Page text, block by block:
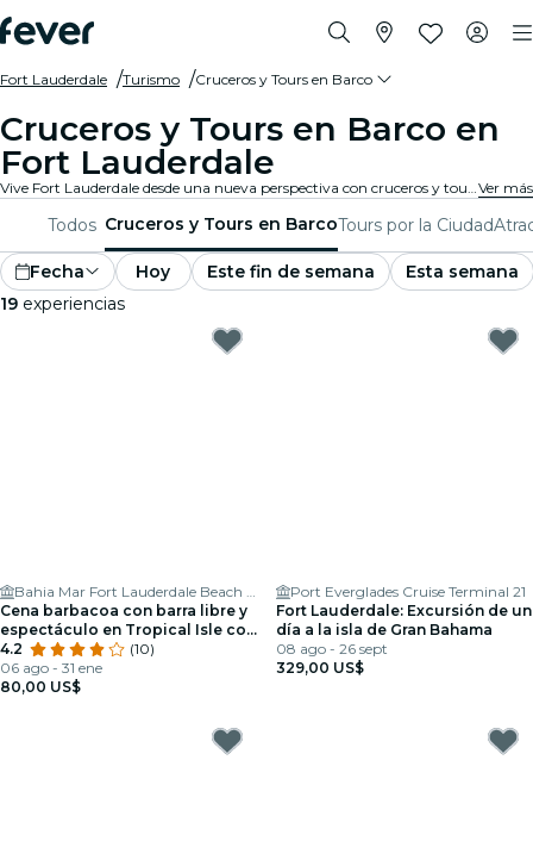
Fort Lauderdale Turismo Cruceros y Tours en Barco
Cruceros y Tours en Barco en
Fort Lauderdale
Vive Fort Lauderdale desde una nueva perspectiva con cruceros y tours en barco. Disfruta de monumentos icónicos y vistas impresionantes de la ciudad mientras viajas por aguas serenas. Los cruceros y tours en barco de Fort Lauderdale te llevarán a una aventura única.Ver más
Todos Cruceros y Tours en BarcoTours por la Ciudad
Fecha Hoy Este fin de semana
Esta semana
19 experiencias
Bahia Mar Fort Lauderdale Beach - a DoubleTree by Hilton Hotel
Cena barbacoa con barra libre y
espectáculo en Tropical Isle con
crucero turístico incluido.
4.2
(10)
06 ago - 31 ene
80,00 US$
Port Everglades Cruise Terminal 21
Fort Lauderdale: Excursión de un
día a la isla de Gran Bahama
08 ago - 26 sept
329,00 US$